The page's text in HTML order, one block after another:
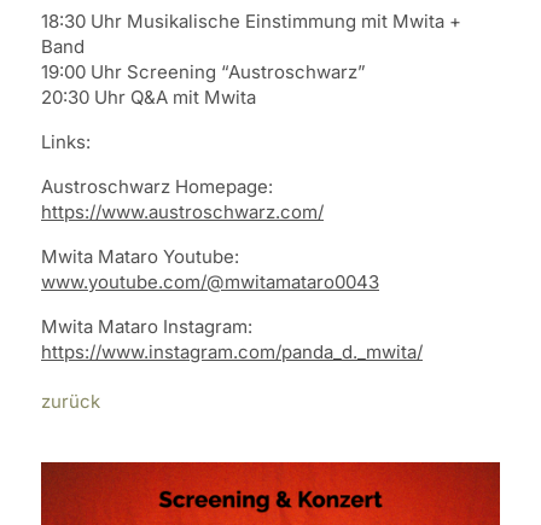
18:30 Uhr Musikalische Einstimmung mit Mwita +
Band
19:00 Uhr Screening “Austroschwarz”
20:30 Uhr Q&A mit Mwita
Links:
Austroschwarz Homepage:
https://www.austroschwarz.com/
Mwita Mataro Youtube:
www.youtube.com/@mwitamataro0043
Mwita Mataro Instagram:
https://www.instagram.com/panda_d._mwita/
zurück